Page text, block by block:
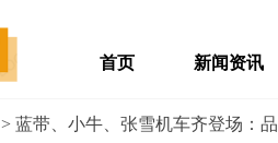
首页 新闻资讯
> 蓝带、小牛、张雪机车齐登场：